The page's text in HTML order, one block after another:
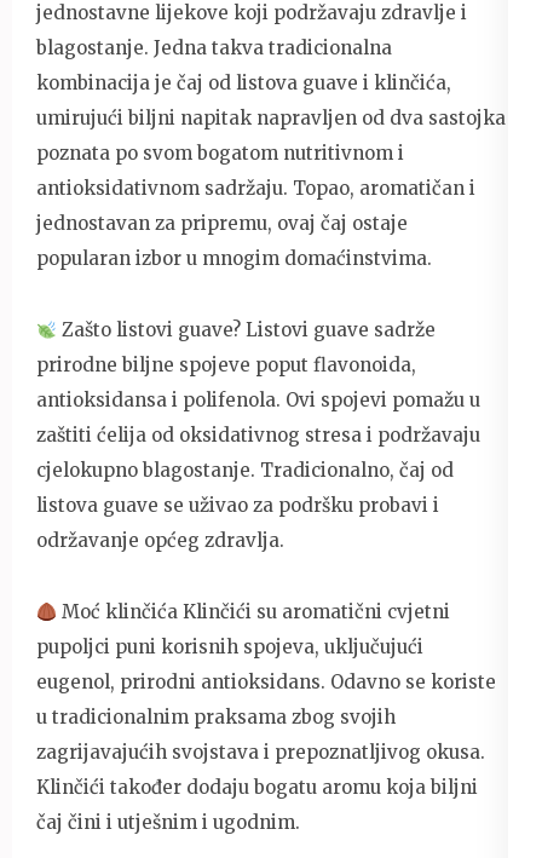
jednostavne lijekove koji podržavaju zdravlje i
blagostanje. Jedna takva tradicionalna
kombinacija je čaj od listova guave i klinčića,
umirujući biljni napitak napravljen od dva sastojka
poznata po svom bogatom nutritivnom i
antioksidativnom sadržaju. Topao, aromatičan i
jednostavan za pripremu, ovaj čaj ostaje
popularan izbor u mnogim domaćinstvima.
Zašto listovi guave? Listovi guave sadrže
prirodne biljne spojeve poput flavonoida,
antioksidansa i polifenola. Ovi spojevi pomažu u
zaštiti ćelija od oksidativnog stresa i podržavaju
cjelokupno blagostanje. Tradicionalno, čaj od
listova guave se uživao za podršku probavi i
održavanje općeg zdravlja.
Moć klinčića Klinčići su aromatični cvjetni
pupoljci puni korisnih spojeva, uključujući
eugenol, prirodni antioksidans. Odavno se koriste
u tradicionalnim praksama zbog svojih
zagrijavajućih svojstava i prepoznatljivog okusa.
Klinčići također dodaju bogatu aromu koja biljni
čaj čini i utješnim i ugodnim.